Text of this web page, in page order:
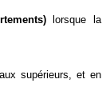
lorsque la
supérieurs, et en